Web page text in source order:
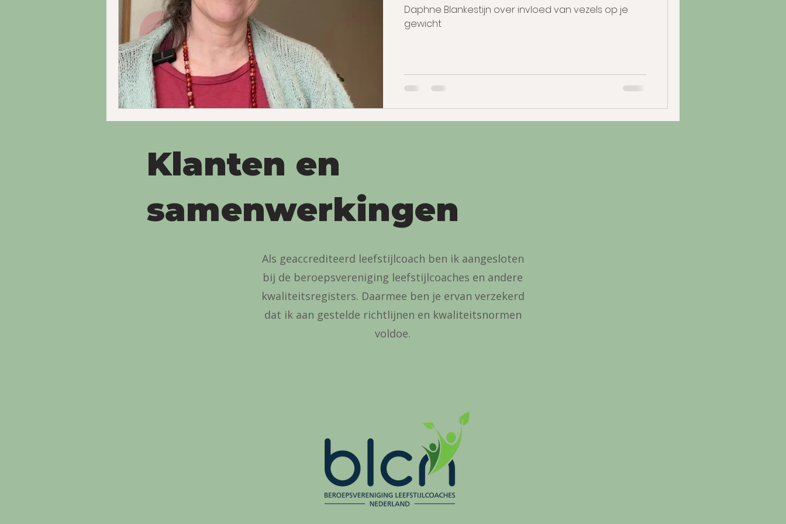
Daphne Blankestijn over invloed van vezels op je
gewicht
Als geaccrediteerd leefstijlcoach ben ik aangesloten
bij de beroepsvereniging leefstijlcoaches en andere
kwaliteitsregisters. Daarmee ben je ervan verzekerd
dat ik aan gestelde richtlijnen en kwaliteitsnormen
voldoe.
Klanten en
samenwerkingen